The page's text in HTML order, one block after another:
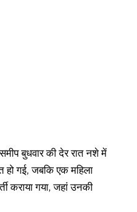
बुधवार की देर रात नशे में
हो गई, जबकि एक महिला
कराया गया, जहां उनकी